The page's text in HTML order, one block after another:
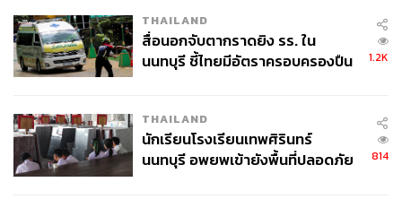
THAILAND
สื่อนอกจับตากราดยิง รร. ใน
นนทบุรี ชี้ไทยมีอัตราครอบครองปืน
1.2K
THAILAND
นักเรียนโรงเรียนเทพศิรินทร์
นนทบุรี อพยพเข้ายังพื้นที่ปลอดภัย
814